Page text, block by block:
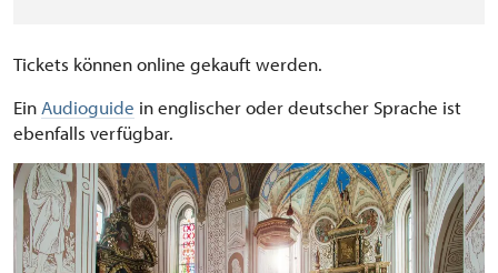
Tickets können online gekauft werden.
Ein Audioguide in englischer oder deutscher Sprache ist
ebenfalls verfügbar.